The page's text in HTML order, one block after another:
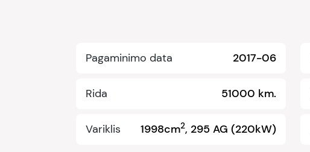
Pagaminimo data 2017-06
Rida 51000 km.
Variklis 1998cm2, 295 AG (220kW)